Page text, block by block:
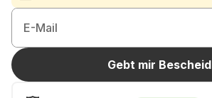
E-Mail
Gebt mir Bescheid